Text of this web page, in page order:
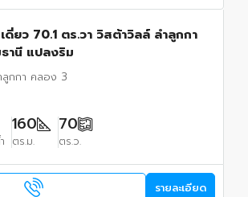
ดี่ยว 70.1 ตร.วา วิสต้าวิลล์ ลำลูกกา
านี แปลงริม
กกา คลอง 3
160
ตร.ม.
70
ตร.ว.
รายละเอียด